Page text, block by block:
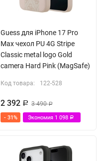
Guess для iPhone 17 Pro
Max чехол PU 4G Stripe
Classic metal logo Gold
camera Hard Pink (MagSafe)
Код товара: 122-528
2 392 Р 3 490Р
- 31% Экономия 1 098 Р